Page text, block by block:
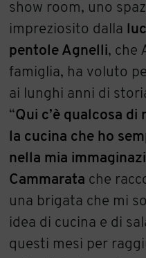
show room, uno
impreziosito dalla
pentole Agnelli, che
famiglia, ha voluto
ai lunghi anni di
“Qui c’è qualcosa di
la cucina che ho
nella mia
Cammarata che
una brigata che mi
idea di cucina e di
questi mesi per